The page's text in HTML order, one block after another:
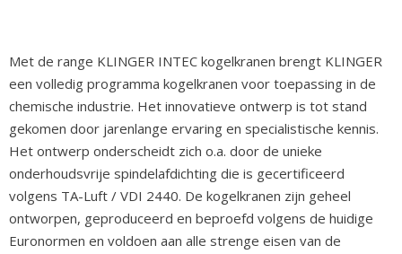
Met de range KLINGER INTEC kogelkranen brengt KLINGER
een volledig programma kogelkranen voor toepassing in de
chemische industrie. Het innovatieve ontwerp is tot stand
gekomen door jarenlange ervaring en specialistische kennis.
Het ontwerp onderscheidt zich o.a. door de unieke
onderhoudsvrije spindelafdichting die is gecertificeerd
volgens TA-Luft / VDI 2440. De kogelkranen zijn geheel
ontworpen, geproduceerd en beproefd volgens de huidige
Euronormen en voldoen aan alle strenge eisen van de